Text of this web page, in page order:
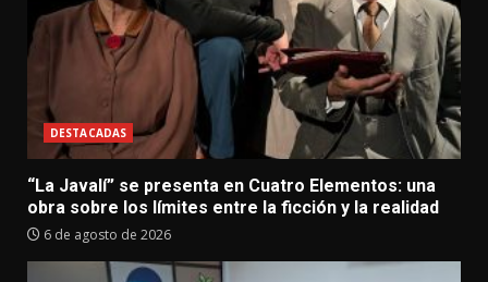
DESTACADAS
“La Javalí” se presenta en Cuatro Elementos: una
obra sobre los límites entre la ficción y la realidad
6 de agosto de 2026